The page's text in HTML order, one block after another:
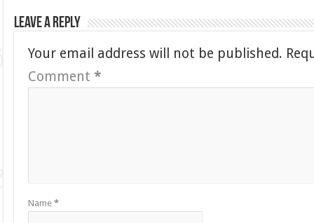
Leave a Reply
Your email address will not be published.
Comment*
Name*